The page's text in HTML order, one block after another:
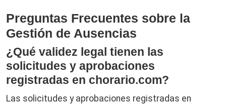
Preguntas Frecuentes sobre la
Gestión de Ausencias
¿Qué validez legal tienen las
solicitudes y aprobaciones
registradas en chorario.com?
Las solicitudes y aprobaciones registradas en